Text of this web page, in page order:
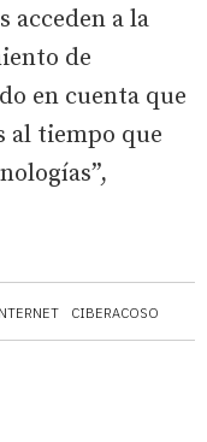
CIBERACOSO
acceden a la
de
en cuenta que
al tiempo que